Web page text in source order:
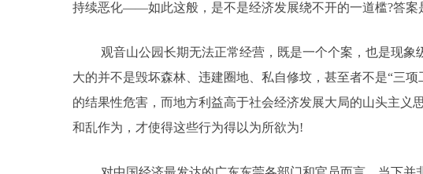
持续恶化——如此这般，是不是经济发展绕不开的一道槛?答案
观音山公园长期无法正常经营，既是一个个案，也是现
大的并不是毁坏森林、违建圈地、私自修坟，甚至者不是“三
的结果性危害，而地方利益高于社会经济发展大局的山头主
和乱作为，才使得这些行为得以为所欲为!